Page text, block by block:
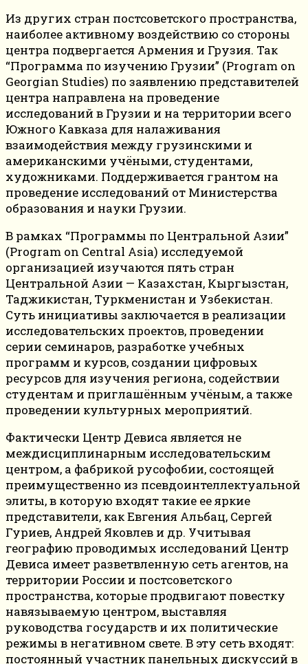
Из других стран постсоветского пространства,
наиболее активному воздействию со стороны
центра подвергается Армения и Грузия. Так
“Программа по изучению Грузии” (Program on
Georgian Studies) по заявлению представителей
центра направлена на проведение
исследований в Грузии и на территории всего
Южного Кавказа для налаживания
взаимодействия между грузинскими и
американскими учёными, студентами,
художниками. Поддерживается грантом на
проведение исследований от Министерства
образования и науки Грузии.
В рамках “Программы по Центральной Азии”
(Program on Central Asia) исследуемой
организацией изучаются пять стран
Центральной Азии — Казахстан, Кыргызстан,
Таджикистан, Туркменистан и Узбекистан.
Суть инициативы заключается в реализации
исследовательских проектов, проведении
серии семинаров, разработке учебных
программ и курсов, создании цифровых
ресурсов для изучения региона, содействии
студентам и приглашённым учёным, а также
проведении культурных мероприятий.
Фактически Центр Девиса является не
междисциплинарным исследовательским
центром, а фабрикой русофобии, состоящей
преимущественно из псевдоинтеллектуальной
элиты, в которую входят такие ее яркие
представители, как Евгения Альбац, Сергей
Гуриев, Андрей Яковлев и др. Учитывая
географию проводимых исследований Центр
Девиса имеет разветвленную сеть агентов, на
территории России и постсоветского
пространства, которые продвигают повестку
навязываемую центром, выставляя
руководства государств и их политические
режимы в негативном свете. В эту сеть входят:
постоянный участник панельных дискуссий в